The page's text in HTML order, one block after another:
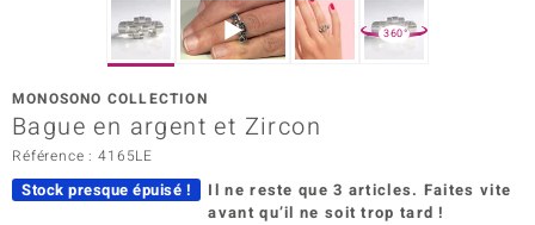
360°
MONOSONO COLLECTION
Bague en argent et Zircon
Référence : 4165LE
Stock presque épuisé ! Il ne reste que 3 articles. Faites vite
avant qu’il ne soit trop tard !